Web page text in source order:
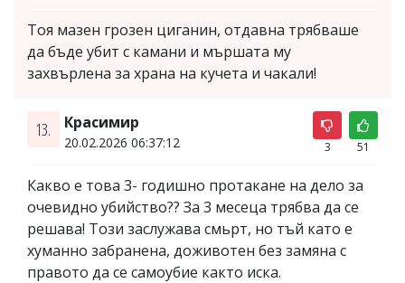
Тоя мазен грозен циганин, отдавна трябваше
да бъде убит с камани и мършата му
захвърлена за храна на кучета и чакали!
13. Красимир
20.02.2026 06:37:12 3 51
Какво е това 3- годишно протакане на дело за
очевидно убийство?? За 3 месеца трябва да се
решава! Този заслужава смьрт, но тъй като е
хуманно забранена, доживотен без замяна с
правото да се самоубие както иска.